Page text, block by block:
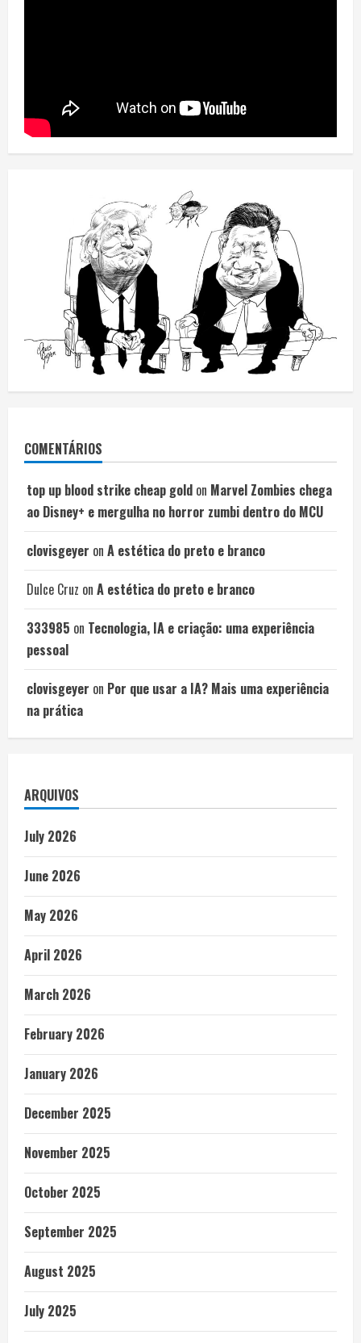
COMENTÁRIOS
top up blood strike cheap gold on Marvel Zombies chega
ao Disney+ e mergulha no horror zumbi dentro do MCU
clovisgeyer on A estética do preto e branco
Dulce Cruz on A estética do preto e branco
333985 on Tecnologia, IA e criação: uma experiência
pessoal
clovisgeyer on Por que usar a IA? Mais uma experiência
na prática
ARQUIVOS
July 2026
June 2026
May 2026
April 2026
March 2026
February 2026
January 2026
December 2025
November 2025
October 2025
September 2025
August 2025
July 2025